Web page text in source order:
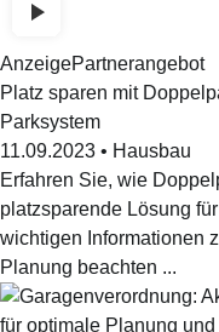
AnzeigePartnerangebot
Platz sparen mit
Parksystem
11.09.2023 • Hausbau
Erfahren Sie, wie
platzsparende Lösung
wichtigen Informationen
Planung beachten ...